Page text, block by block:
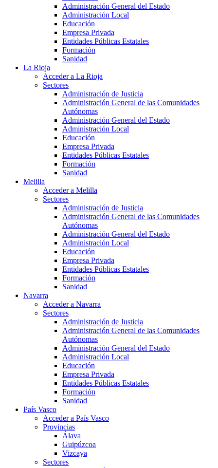
Administración General del Estado
Administración Local
Educación
Empresa Privada
Entidades Públicas Estatales
Formación
Sanidad
La Rioja
Acceder a La Rioja
Sectores
Administración de Justicia
Administración General de las Comunidades
Autónomas
Administración General del Estado
Administración Local
Educación
Empresa Privada
Entidades Públicas Estatales
Formación
Sanidad
Melilla
Acceder a Melilla
Sectores
Administración de Justicia
Administración General de las Comunidades
Autónomas
Administración General del Estado
Administración Local
Educación
Empresa Privada
Entidades Públicas Estatales
Formación
Sanidad
Navarra
Acceder a Navarra
Sectores
Administración de Justicia
Administración General de las Comunidades
Autónomas
Administración General del Estado
Administración Local
Educación
Empresa Privada
Entidades Públicas Estatales
Formación
Sanidad
País Vasco
Acceder a País Vasco
Provincias
Álava
Guipúzcoa
Vizcaya
Sectores